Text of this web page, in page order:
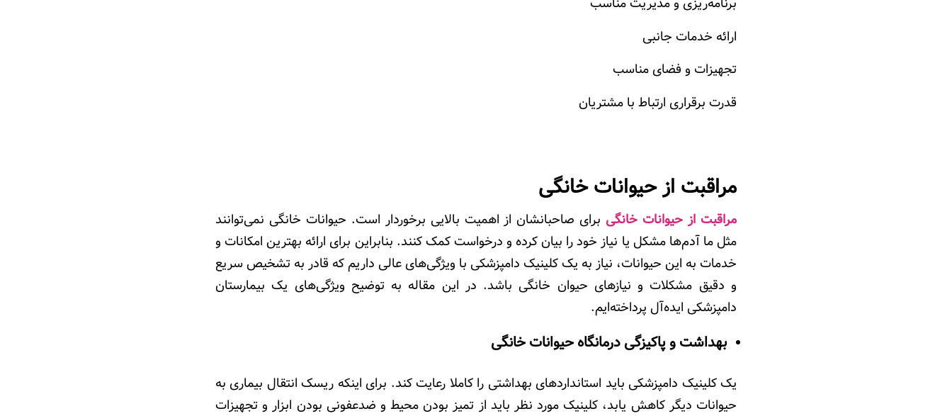
ارائه خدمات جانبی
تجهیزات و فضای مناسب
قدرت برقراری ارتباط با مشتریان
مراقبت از حیوانات خانگی
مراقبت از حیوانات خانگی برای صاحبانشان از اهمیت بالایی برخوردار است. حیوانات خانگی نمی‌توانند
مثل ما آدم‌ها مشکل یا نیاز خود را بیان کرده و درخواست کمک کنند. بنابراین برای ارائه بهترین امکاناتو
خدمات به این حیوانات، نیاز به یک کلینیک دامپزشکی با ویژگی‌های عالی داریم که قادر به تشخیص سریع
و دقیق مشکلات و نیازهای حیوان خانگی باشد. در این مقاله به توضیح ویژگی‌های یک بیمارستان
دامپزشکی ایده‌آل پرداخته‌ایم.
بهداشت و پاکیزگی درمانگاه حیوانات خانگی
یک کلینیک دامپزشکی باید استانداردهای بهداشتی را کاملا رعایت کند. برای اینکه ریسک انتقال بیماری به
حیوانات دیگر کاهش یابد، کلینیک مورد نظر باید از تمیز بودن محیط و ضدعفونی بودن ابزار و تجهیزات